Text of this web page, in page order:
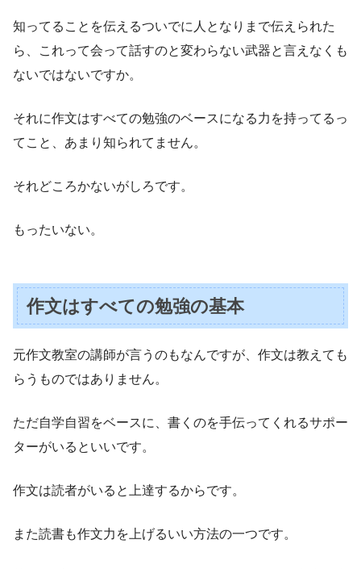
知ってることを伝えるついでに人となりまで伝えられた
ら、これって会って話すのと変わらない武器と言えなくも
ないではないですか。
それに作文はすべての勉強のベースになる力を持ってるっ
てこと、あまり知られてません。
それどころかないがしろです。
もったいない。
作文はすべての勉強の基本
元作文教室の講師が言うのもなんですが、作文は教えても
らうものではありません。
ただ自学自習をベースに、書くのを手伝ってくれるサポー
ターがいるといいです。
作文は読者がいると上達するからです。
また読書も作文力を上げるいい方法の一つです。